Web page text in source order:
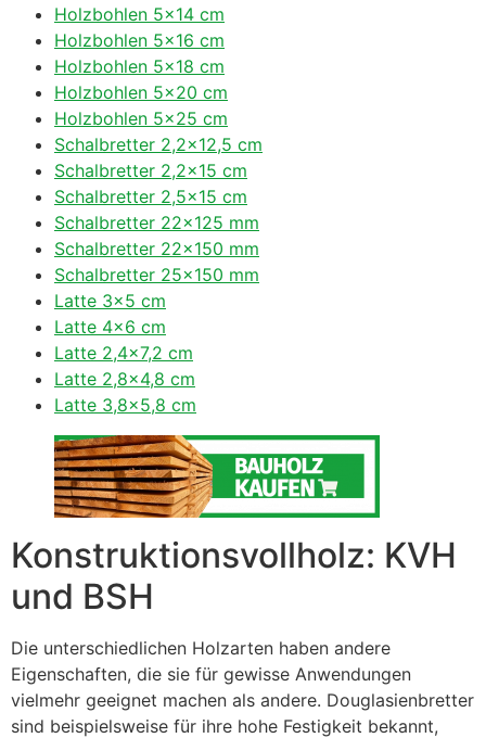
Holzbohlen 5×14 cm
Holzbohlen 5×16 cm
Holzbohlen 5×18 cm
Holzbohlen 5×20 cm
Holzbohlen 5×25 cm
Schalbretter 2,2×12,5 cm
Schalbretter 2,2×15 cm
Schalbretter 2,5×15 cm
Schalbretter 22×125 mm
Schalbretter 22×150 mm
Schalbretter 25×150 mm
Latte 3×5 cm
Latte 4×6 cm
Latte 2,4×7,2 cm
Latte 2,8×4,8 cm
Latte 3,8×5,8 cm
Konstruktionsvollholz: KVH
und BSH
Die unterschiedlichen Holzarten haben andere
Eigenschaften, die sie für gewisse Anwendungen
vielmehr geeignet machen als andere. Douglasienbretter
sind beispielsweise für ihre hohe Festigkeit bekannt,